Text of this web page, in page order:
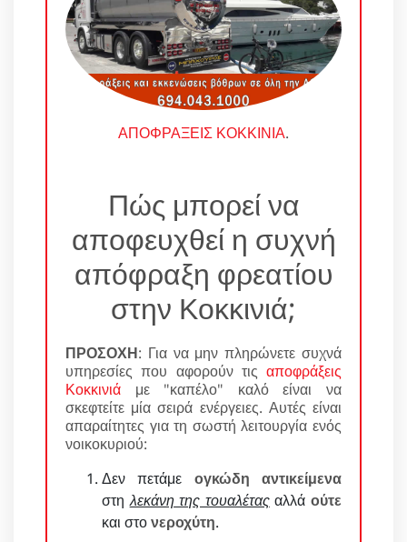
ΑΠΟΦΡΑΞΕΙΣ ΚΟΚΚΙΝΙΑ.
Πώς μπορεί να
αποφευχθεί η συχνή
απόφραξη φρεατίου
στην Κοκκινιά;
ΠΡΟΣΟΧΗ: Για να μην πληρώνετε συχνά
υπηρεσίες που αφορούν τις αποφράξεις
Κοκκινιά με "καπέλο" καλό είναι να
σκεφτείτε μία σειρά ενέργειες. Αυτές είναι
απαραίτητες για τη σωστή λειτουργία ενός
νοικοκυριού:
Δεν πετάμε ογκώδη αντικείμενα
στηλεκάνη της τουαλέταςαλλάούτε
και στονεροχύτη.